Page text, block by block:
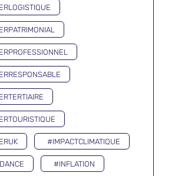
#IMPACTCLIMATIQUE
#INFLATION